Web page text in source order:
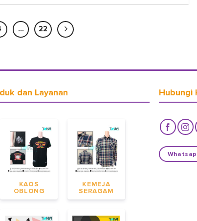
… 22
dan Layanan
KAOS
OBLONG
KEMEJA
SERAGAM
Hubungi